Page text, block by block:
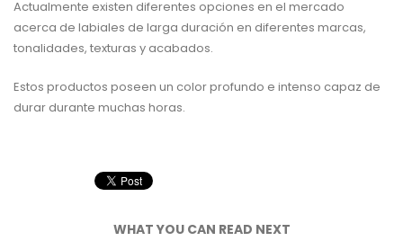
Actualmente existen diferentes opciones en el mercado
acerca de labiales de larga duración en diferentes marcas,
tonalidades, texturas y acabados.
Estos productos poseen un color profundo e intenso capaz de
durar durante muchas horas.
WHAT YOU CAN READ NEXT